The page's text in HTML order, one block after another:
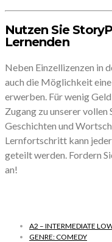
Nutzen Sie
Lernenden
Neben Einzellizenzen in
auch die Möglichkeit
erwerben. Für wenig
Zugang zu unserer
Geschichten und
Lernfortschritt kann
geteilt werden. Fordern
an!
A2 – INTERMEDIATE
GENRE: COMEDY